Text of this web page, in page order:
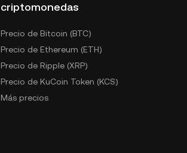
criptomonedas
Precio de Bitcoin (BTC)
Precio de Ethereum (ETH)
Precio de Ripple (XRP)
Precio de KuCoin Token (KCS)
Más precios